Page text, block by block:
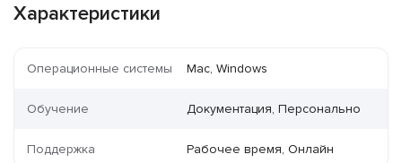
Характеристики
Операционные системы Mac, Windows
Обучение Документация, Персонально
Поддержка Рабочее время, Онлайн